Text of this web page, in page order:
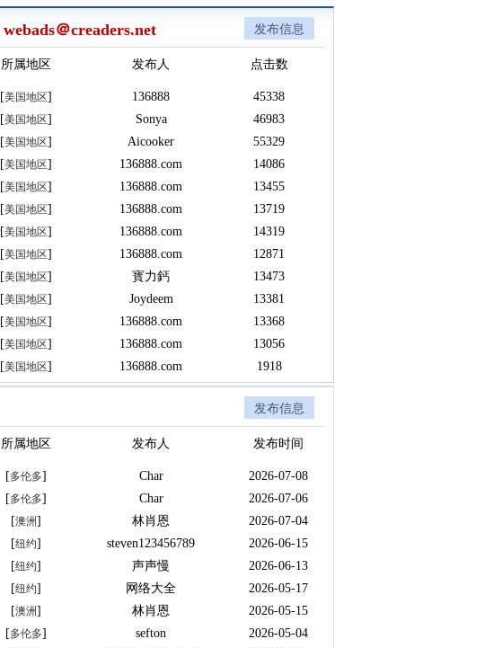
webads＠creaders.net 发布信息
所属地区 发布人 点击数
[美国地区] 136888
45338
[美国地区] Sonya
46983
[美国地区] Aicooker
55329
[美国地区] 136888.com
14086
[美国地区] 136888.com
13455
[美国地区] 136888.com
13719
[美国地区] 136888.com
14319
[美国地区] 136888.com
12871
[美国地区] 寳力鈣
13473
[美国地区] Joydeem
13381
[美国地区] 136888.com
13368
[美国地区] 136888.com
13056
[美国地区] 136888.com 1918
发布信息
所属地区 发布人 发布时间
[多伦多] Char
2026-07-08
[多伦多] Char
2026-07-06
[澳洲] 林肖恩
2026-07-04
[纽约] steven123456789
2026-06-15
[纽约] 声声慢
2026-06-13
[纽约] 网络大全
2026-05-17
[澳洲] 林肖恩
2026-05-15
[多伦多] sefton
2026-05-04